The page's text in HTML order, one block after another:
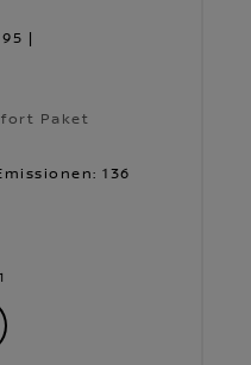
|
Paket
136
1